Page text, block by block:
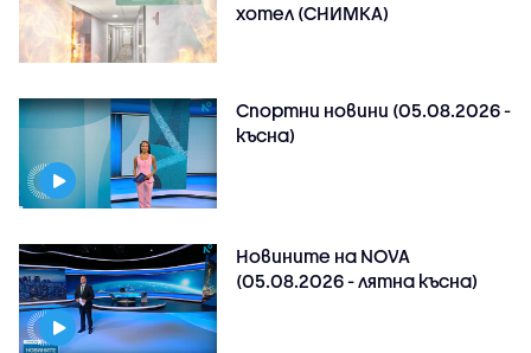
хотел (СНИМКА)
Спортни новини (05.08.2026 -
късна)
Новините на NOVA
(05.08.2026 - лятна късна)